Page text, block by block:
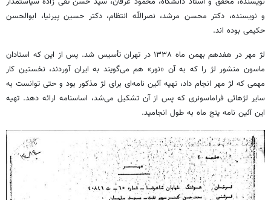
و نویسنده، دکتر محسن مرشد، نصراللّه‌ انتظام، دکتر حسین پیرنیا، ابوالحسن
حکیمی بوده اند.
لژ مهر در هفدهم بهمن ماه ۱۳۳۸ در تهران تأسیس شد. پس از این که استادان
ماسون منشور لژ را که به آن «نور» هم می‌گویند به ایران آوردند، نخستین کار
مهمی که لژ مهر انجام داد، تهیه آئین نامه‌ای برای لژ مذکور بود و حتی توانست به
سایر لژهائی فراماسونری که پس از آن تشکیل می‌شد، اساسنامه ارائه دهد. تهیه
این آئین نامه پنج ماه به طول انجامید.